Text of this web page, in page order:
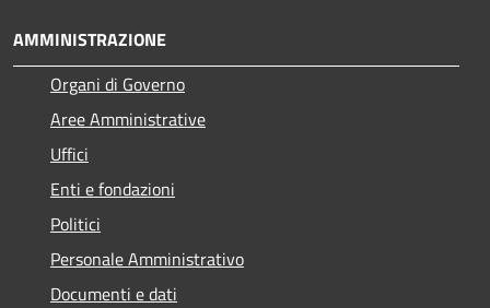
AMMINISTRAZIONE
Organi di Governo
Aree Amministrative
Uffici
Enti e fondazioni
Politici
Personale Amministrativo
Documenti e dati